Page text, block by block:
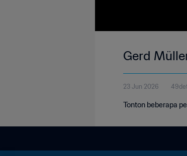
Gerd
23 Jun 2026
Tonton beberapa